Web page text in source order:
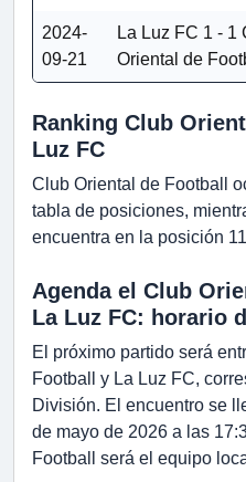
2024-
09-21
La Luz FC 1 - 1
Oriental de
Ranking Club
Luz FC
Club Oriental de Football
tabla de posiciones,
encuentra en la posición
Agenda el Club
La Luz FC: horario
El próximo partido será
Football y La Luz FC,
División. El encuentro se
de mayo de 2026 a las
Football será el equipo